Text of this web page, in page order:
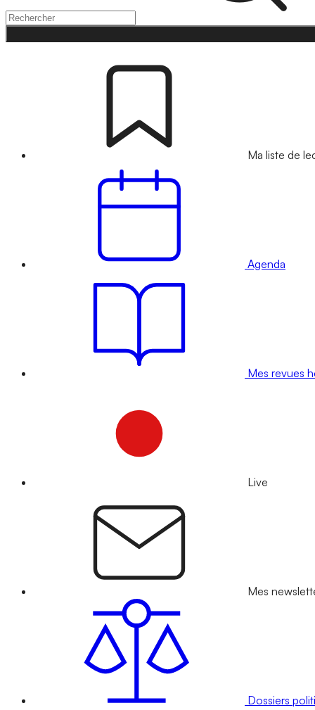
Ma liste de
Agenda
Mes revues
Live
Mes
Dossiers